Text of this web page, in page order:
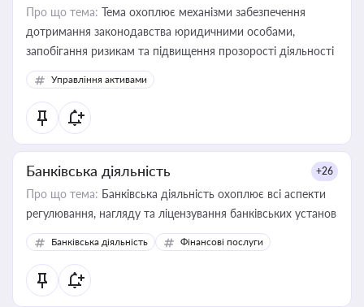
Про що тема: Тема охоплює механізми забезпечення
дотримання законодавства юридичними особами,
запобігання ризикам та підвищення прозорості діяльності
Управління активами
Банківська діяльність +26
Про що тема: Банківська діяльність охоплює всі аспекти
регулювання, нагляду та ліцензування банківських установ
Банківська діяльність Фінансові послуги